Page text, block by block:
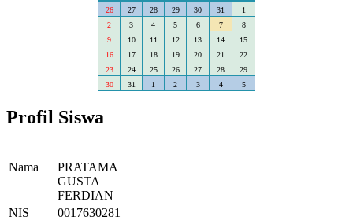
26 27 28 29 30 31
1
2
3 4 5 6 7
8
9
10 11 12 13 14
15
16
17 18 19 20 21
22
23
24 25 26 27 28
29
30
31 1 2 3 4 5
Profil Siswa
Nama
PRATAMA
GUSTA
FERDIAN
NIS
0017630281